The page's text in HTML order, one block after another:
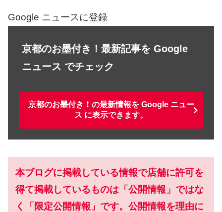
Google ニュースに登録
京都のお墨付き！最新記事を Google
ニュース でチェック
京都のお墨付き！の最新情報を Google ニュー
ス に表示できます。
本ブログに掲載している情報で店舗に許可を
得て掲載しているものは「公開情報」ではな
く「限定公開情報」です。公開情報を理由に